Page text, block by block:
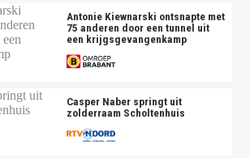
Antonie Kiewnarski ontsnapte met
75 anderen door een tunnel uit
een krijgsgevangenkamp
Casper Naber springt uit
zolderraam Scholtenhuis